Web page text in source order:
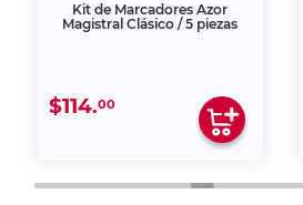
Kit de Marcadores Azor
Magistral Clásico / 5 piezas
$114.00